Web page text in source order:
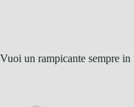
Vuoi un rampicante sempre